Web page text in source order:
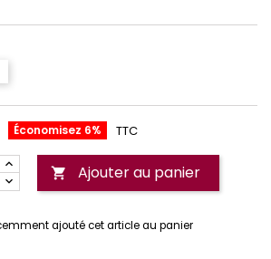
Économisez 6% TTC
 Ajouter au panier
ajouté cet article au panier